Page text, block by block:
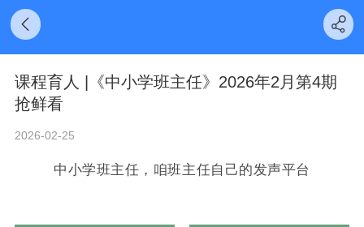
课程育人 |《中小学班主任》2026年2月第4期
抢鲜看
2026-02-25
中小学班主任，咱班主任自己的发声平台